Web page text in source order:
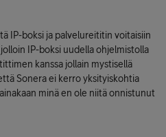
IP-boksi ja palvelureititin voitaisiin
IP-boksi uudella ohjelmistolla
kanssa jollain mystisellä
Sonera ei kerro yksityiskohtia
minä en ole niitä onnistunut